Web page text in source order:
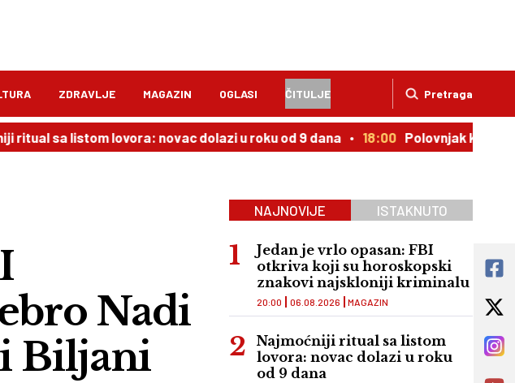
Pretraga
ZDRAVLJE MAGAZIN OGLASI ČITULJE
listom lovora: novac dolazi u roku od 9 dana 18:00 Polovnjak kojem cena
Nadi
Biljani
NAJNOVIJE ISTAKNUTO
Jedan je vrlo opasan: FBI
otkriva koji su horoskopski
znakovi najskloniji kriminalu
MAGAZIN
20:00 06.08.2026
Najmoćniji ritual sa listom
lovora: novac dolazi u roku
od 9 dana